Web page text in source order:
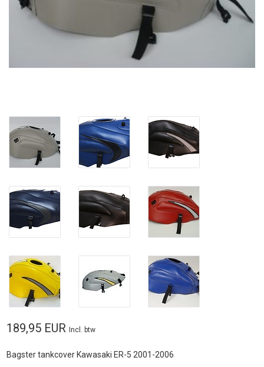
189,95 EUR Incl. btw
Bagster tankcover Kawasaki ER-5 2001-2006